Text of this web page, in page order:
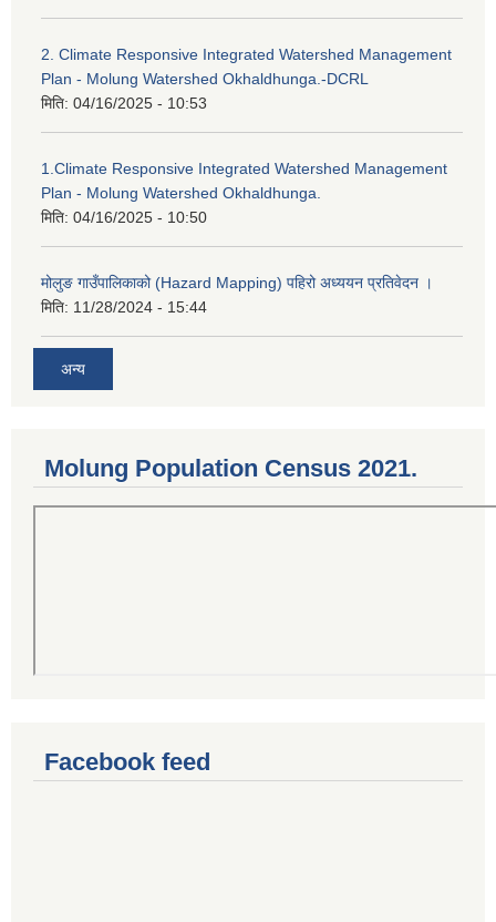
2. Climate Responsive Integrated Watershed Management
Plan - Molung Watershed Okhaldhunga.-DCRL
मिति: 04/16/2025 - 10:53
1.Climate Responsive Integrated Watershed Management
Plan - Molung Watershed Okhaldhunga.
मिति: 04/16/2025 - 10:50
मोलुङ गाउँपालिकाको (Hazard Mapping) पहिरो अध्ययन प्रतिवेदन ।
मिति: 11/28/2024 - 15:44
अन्य
Molung Population Census 2021.
Facebook feed